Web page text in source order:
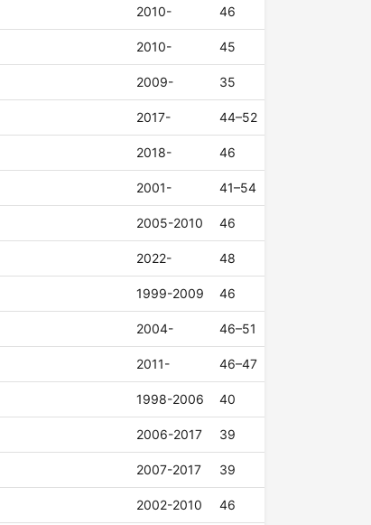
2010- 46
2010- 45
2009- 35
2017- 44–52
2018- 46
2001- 41–54
2005-2010 46
2022- 48
1999-2009 46
2004- 46–51
2011- 46–47
1998-2006 40
2006-2017 39
2007-2017 39
2002-2010 46